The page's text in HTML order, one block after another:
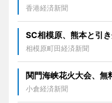
香港経済新聞
SC相模原、熊本と引
相模原町田経済新聞
関門海峡花火大会、無
小倉経済新聞